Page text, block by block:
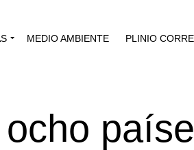
MEDIO AMBIENTE PLINIO